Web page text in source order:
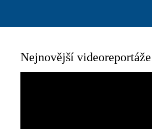
Nejnovější videoreportáže